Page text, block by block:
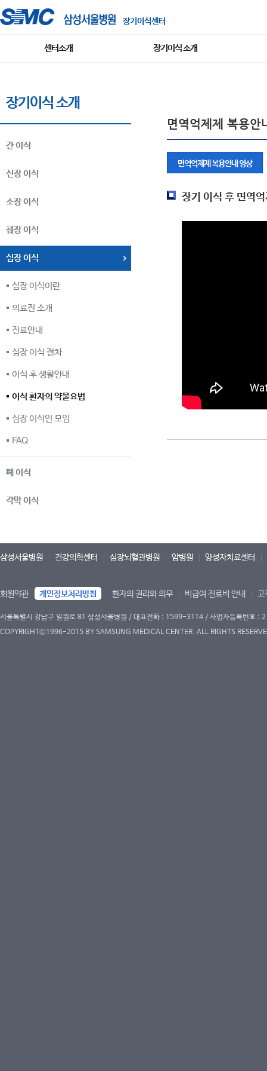
장기이식센터
센터소개 장기이식 소개
장기이식 소개
간 이식
신장 이식
소장 이식
췌장 이식
심장 이식
심장 이식이란
의료진 소개
진료안내
심장 이식 절차
이식 후 생활안내
이식 환자의 약물요법
심장 이식인 모임
FAQ
폐 이식
각막 이식
면역억제제 복용안
면역억제제 복용안내 영상
장기 이식 후 면역
삼성서울병원 건강의학센터 심장뇌혈관병원 암병원 양성자치료센터
회원약관 개인정보처리방침 환자의 권리와 의무 비급여 진료비 안내 고
서울특별시 강남구 일원로 81 삼성서울병원 / 대표전화 : 1599-3114 / 사업자등록번호
COPYRIGHT©1996-2015 BY SAMSUNG MEDICAL CENTER. ALL RIGHTS